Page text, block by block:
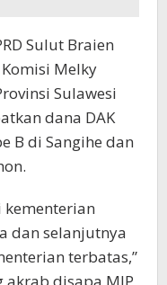
Sulut Braien
Melky
Sulawesi
dana DAK
B di Sangihe dan
kementerian
dan selanjutnya
terbatas,”
akrab disapa MJP